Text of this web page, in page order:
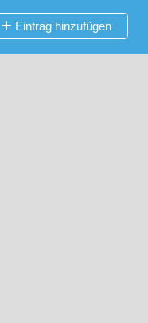
Eintrag hinzufügen